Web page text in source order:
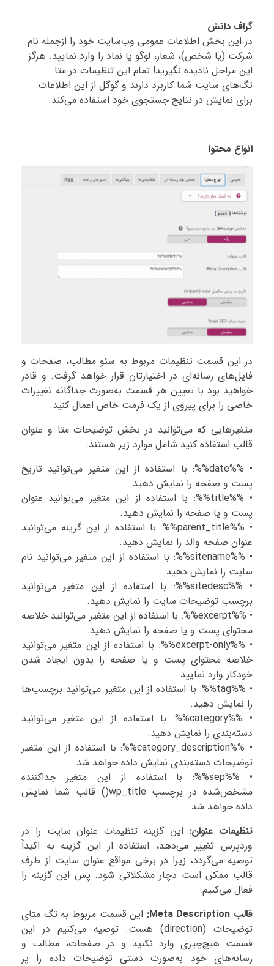
گراف دانش
در این بخش اطلاعات عمومی وب‌سایت خود را ازجمله نام
شرکت (یا شخص)، شعار، لوگو یا نماد را وارد نمایید. هرگز
این مراحل نادیده نگیرید! تمام این تنظیمات در متا
تگ‌های سایت شما کاربرد دارند و گوگل از این اطلاعات
برای نمایش در نتایج جستجوی خود استفاده می‌کند.
انواع محتوا
در این قسمت تنظیمات مربوط به سئو مطالب، صفحات و
فایل‌های رسانه‌ای در اختیارتان قرار خواهد گرفت. و قادر
خواهید بود با تعیین هر قسمت به‌صورت جداگانه تغییرات
خاصی را برای پیروی از یک فرمت خاص اعمال کنید.
متغیرهایی که می‌توانید در بخش توضیحات متا و عنوان
قالب استفاده کنید شامل موارد زیر هستند:
• %%date%%: با استفاده از این متغیر می‌توانید تاریخ
پست و صفحه را نمایش دهید.
• %%title%%: با استفاده از این متغیر می‌توانید عنوان
پست و یا صفحه را نمایش دهید.
• %%parent_title%%: با استفاده از این گزینه می‌توانید
عنوان صفحه والد را نمایش دهید.
• %%sitename%%: با استفاده از این متغیر می‌توانید نام
سایت را نمایش دهید.
• %%sitedesc%%: با استفاده از این متغیر می‌توانید
برچسب توضیحات سایت را نمایش دهید.
• %%excerpt%%: با استفاده از این متغیر می‌توانید خلاصه
محتوای پست و یا صفحه را نمایش دهید.
• %%excerpt-only%%: با استفاده از این متغیر می‌توانید
خلاصه محتوای پست و یا صفحه را بدون ایجاد شدن
خودکار وارد نمایید.
• %%tag%%: با استفاده از این متغیر می‌توانید برچسب‌ها
را نمایش دهید.
• %%category%%: با استفاده از این متغیر می‌توانید
دسته‌بندی را نمایش دهید.
• %%category_description%%: با استفاده از این متغیر
توضیحات دسته‌بندی نمایش داده خواهد شد.
• %%sep%%: با استفاده از این متغیر جداکننده
مشخص‌شده در برچسب wp_title() قالب شما نمایش
داده خواهد شد.
تنظیمات عنوان: این گزینه تنظیمات عنوان سایت را در
وردپرس تغییر می‌دهد، استفاده از این گزینه به اکیداً
توصیه می‌گردد، زیرا در برخی مواقع عنوان سایت از طرف
قالب ممکن است دچار مشکلاتی شود. پس این گزینه را
فعال می‌کنیم.
قالب Meta Description:
این قسمت مربوط به تگ متای
توضیحات (direction) هست. توصیه می‌کنیم در این
قسمت هیچ‌چیزی وارد نکنید و در صفحات، مطالب و
رسانه‌های خود به‌صورت دستی توضیحات داده را پر